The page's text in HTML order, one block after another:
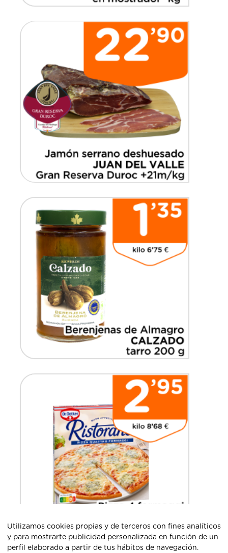
Utilizamos cookies propias y de terceros con fines analíticos
y para mostrarte publicidad personalizada en función de un
perfil elaborado a partir de tus hábitos de navegación.